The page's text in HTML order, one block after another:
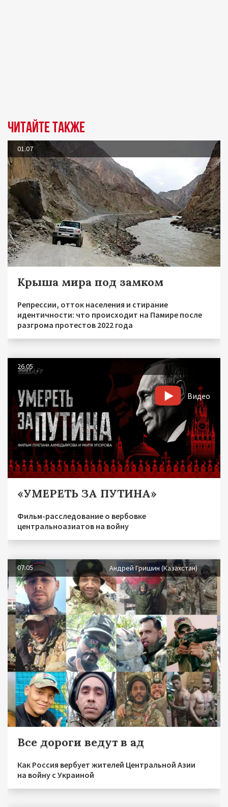
Читайте также
01.07
Крыша мира под замком
Репрессии, отток населения и стирание
идентичности: что происходит на Памире после
разгрома протестов 2022 года
26.05
Видео
«УМЕРЕТЬ ЗА ПУТИНА»
Фильм-расследование о вербовке
центральноазиатов на войну
07.05 Андрей Гришин (Казахстан)
Все дороги ведут в ад
Как Россия вербует жителей Центральной Азии
на войну с Украиной